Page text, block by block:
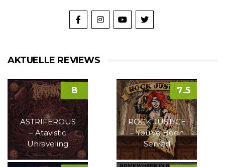
AKTUELLE REVIEWS
ASTRIFEROUS
– Atavistic
Unraveling
8
ROCK JUSTICE
– You’ve Been
Served
7.5